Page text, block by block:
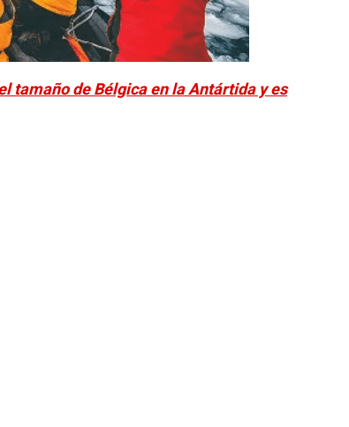
tamaño de Bélgica en la Antártida y es